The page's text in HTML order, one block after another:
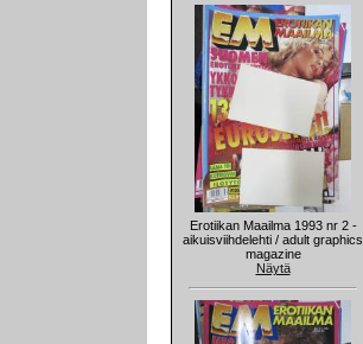
Erotiikan Maailma 1993 nr 2 -
aikuisviihdelehti / adult graphics
magazine
Näytä